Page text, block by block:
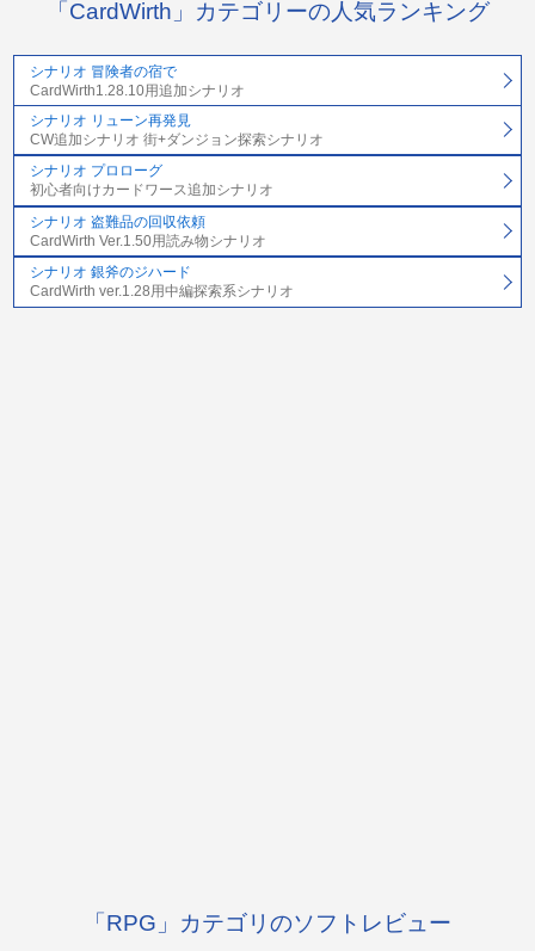
「CardWirth」カテゴリーの人気ランキング
シナリオ 冒険者の宿で
CardWirth1.28.10用追加シナリオ
シナリオ リューン再発見
CW追加シナリオ 街+ダンジョン探索シナリオ
シナリオ プロローグ
初心者向けカードワース追加シナリオ
シナリオ 盗難品の回収依頼
CardWirth Ver.1.50用読み物シナリオ
シナリオ 銀斧のジハード
CardWirth ver.1.28用中編探索系シナリオ
「RPG」カテゴリのソフトレビュー